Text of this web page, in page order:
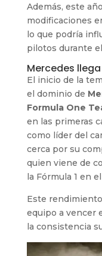
Además, este
modificaciones
lo que podría
pilotos durante
Mercedes
El inicio de la
el dominio de
Formula One
en las primeras
como líder del
cerca por su
quien viene de
la Fórmula 1 en
Este
equipo a vencer
la consistencia